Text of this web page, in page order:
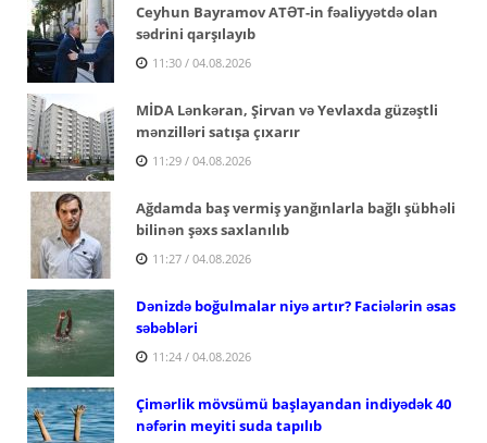
Ceyhun Bayramov ATƏT-in fəaliyyətdə olan
sədrini qarşılayıb
11:30 / 04.08.2026
MİDA Lənkəran, Şirvan və Yevlaxda güzəştli
mənzilləri satışa çıxarır
11:29 / 04.08.2026
Ağdamda baş vermiş yanğınlarla bağlı şübhəli
bilinən şəxs saxlanılıb
11:27 / 04.08.2026
Dənizdə boğulmalar niyə artır? Faciələrin əsas
səbəbləri
11:24 / 04.08.2026
Çimərlik mövsümü başlayandan indiyədək 40
nəfərin meyiti suda tapılıb